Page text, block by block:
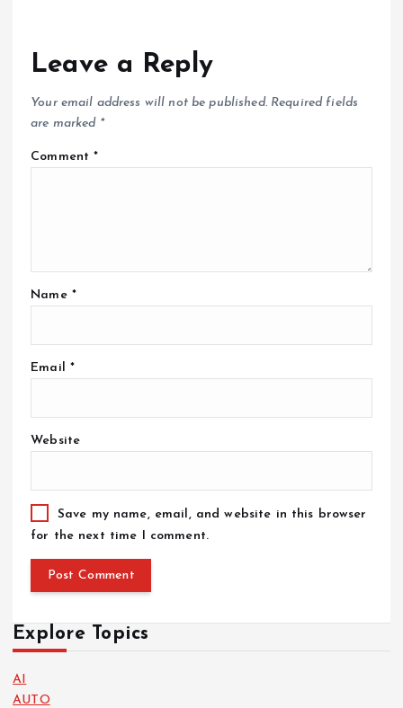
Leave a Reply
Your email address will not be published. Required fields
are marked *
Comment*
Name *
Email *
Website
Save my name, email, and website in this browser
for the next time I comment.
Explore Topics
AI
AUTO